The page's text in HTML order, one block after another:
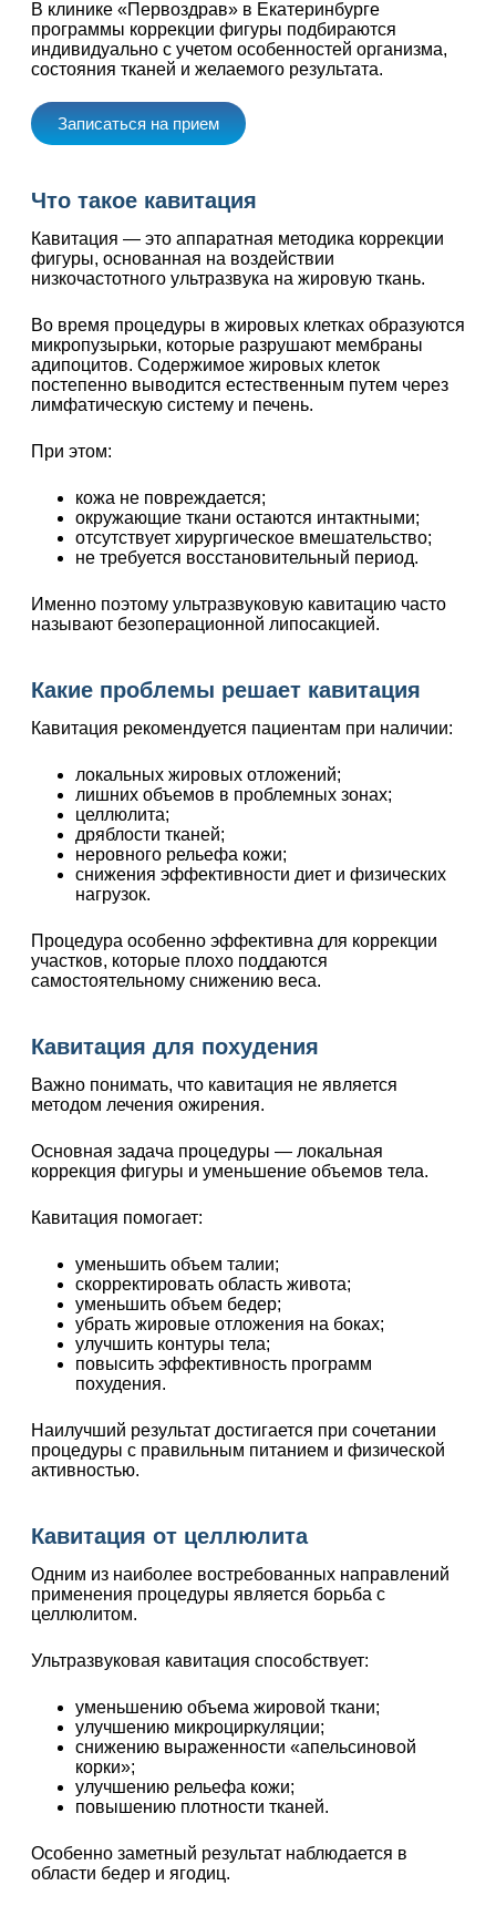
В клинике «Первоздрав» в Екатеринбурге
программы коррекции фигуры подбираются
индивидуально с учетом особенностей организма,
состояния тканей и желаемого результата.
Записаться на прием
Что такое кавитация
Кавитация — это аппаратная методика коррекции
фигуры, основанная на воздействии
низкочастотного ультразвука на жировую ткань.
Во время процедуры в жировых клетках образуются
микропузырьки, которые разрушают мембраны
адипоцитов. Содержимое жировых клеток
постепенно выводится естественным путем через
лимфатическую систему и печень.
При этом:
кожа не повреждается;
окружающие ткани остаются интактными;
отсутствует хирургическое вмешательство;
не требуется восстановительный период.
Именно поэтому ультразвуковую кавитацию часто
называют безоперационной липосакцией.
Какие проблемы решает кавитация
Кавитация рекомендуется пациентам при наличии:
локальных жировых отложений;
лишних объемов в проблемных зонах;
целлюлита;
дряблости тканей;
неровного рельефа кожи;
снижения эффективности диет и физических
нагрузок.
Процедура особенно эффективна для коррекции
участков, которые плохо поддаются
самостоятельному снижению веса.
Кавитация для похудения
Важно понимать, что кавитация не является
методом лечения ожирения.
Основная задача процедуры — локальная
коррекция фигуры и уменьшение объемов тела.
Кавитация помогает:
уменьшить объем талии;
скорректировать область живота;
уменьшить объем бедер;
убрать жировые отложения на боках;
улучшить контуры тела;
повысить эффективность программ
похудения.
Наилучший результат достигается при сочетании
процедуры с правильным питанием и физической
активностью.
Кавитация от целлюлита
Одним из наиболее востребованных направлений
применения процедуры является борьба с
целлюлитом.
Ультразвуковая кавитация способствует:
уменьшению объема жировой ткани;
улучшению микроциркуляции;
снижению выраженности «апельсиновой
корки»;
улучшению рельефа кожи;
повышению плотности тканей.
Особенно заметный результат наблюдается в
области бедер и ягодиц.